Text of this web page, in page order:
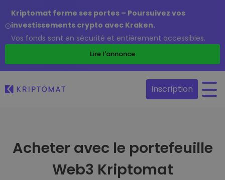
Kriptomat ferme ses portes – Poursuivez vos
investissements crypto avec Kraken.
Vos fonds sont en sécurité et entièrement accessibles.
Lire l'annonce
Inscription
Acheter avec le portefeuille
Web3 Kriptomat